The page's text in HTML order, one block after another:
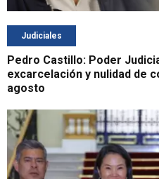
Judiciales
Pedro Castillo: Poder
excarcelación y nulidad de
agosto